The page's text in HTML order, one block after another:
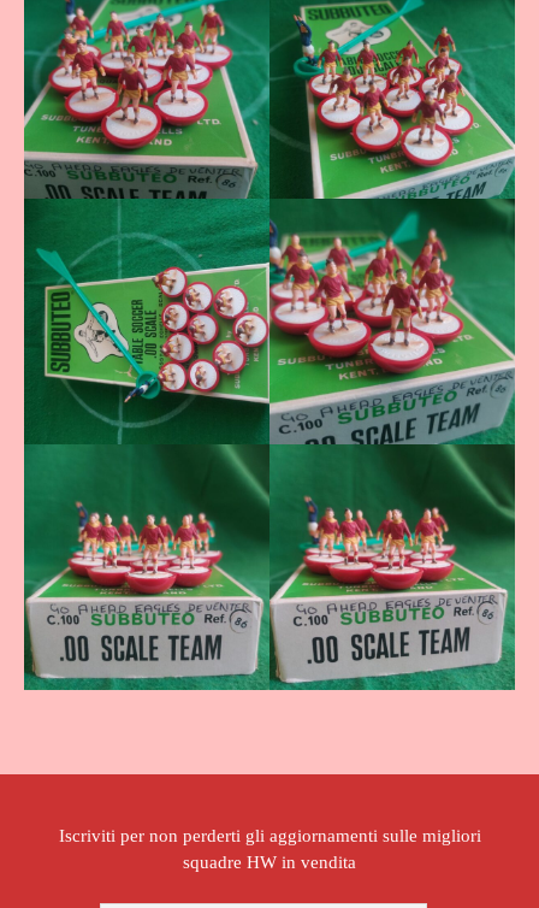
Iscriviti per non perderti gli aggiornamenti sulle migliori
squadre HW in vendita